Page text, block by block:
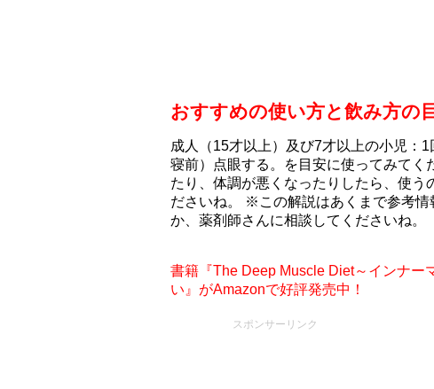
おすすめの使い方と飲み方の
成人（15才以上）及び7才以上の小児：
寝前）点眼する。を目安に使ってみてく
たり、体調が悪くなったりしたら、使う
ださいね。 ※この解説はあくまで参考
か、薬剤師さんに相談してくださいね。
書籍『The Deep Muscle Diet～インナー
い』がAmazonで好評発売中！
スポンサーリンク